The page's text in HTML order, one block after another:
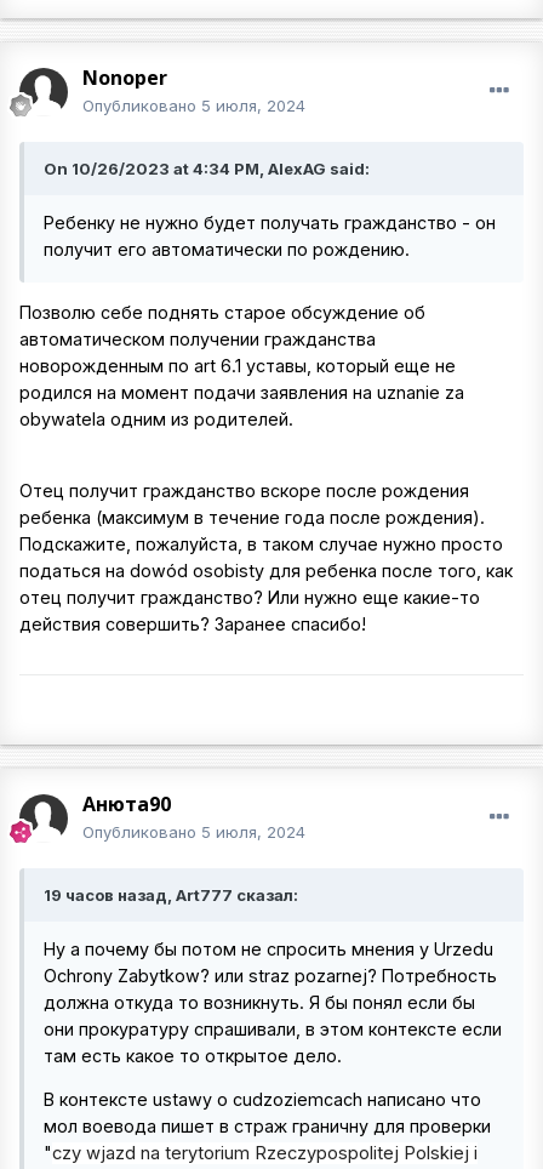
Nonoper
Опубликовано 5 июля, 2024
On 10/26/2023 at 4:34 PM, AlexAG said:
Ребенку не нужно будет получать гражданство - он
получит его автоматически по рождению.
Позволю себе поднять старое обсуждение об
автоматическом получении гражданства
новорожденным по art 6.1 уставы, который еще не
родился на момент подачи заявления на uznanie za
obywatela одним из родителей.
Отец получит гражданство вскоре после рождения
ребенка (максимум в течение года после рождения).
Подскажите, пожалуйста, в таком случае нужно просто
податься на dowód osobisty для ребенка после того, как
отец получит гражданство? Или нужно еще какие-то
действия совершить? Заранее спасибо!
Анюта90
Опубликовано 5 июля, 2024
19 часов назад, Art777 сказал:
Ну а почему бы потом не спросить мнения у Urzedu
Ochrony Zabytkow? или straz pozarnej? Потребность
должна откуда то возникнуть. Я бы понял если бы
они прокуратуру спрашивали, в этом контексте если
там есть какое то открытое дело.
В контексте ustawy o cudzoziemcach написано что
мол воевода пишет в страж граничну для проверки
"czy wjazd na terytorium Rzeczypospolitej Polskiej i